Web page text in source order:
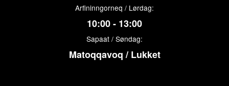
Arfininngorneq / Lørdag:
10:00 - 13:00
Sapaat / Søndag:
Matoqqavoq / Lukket